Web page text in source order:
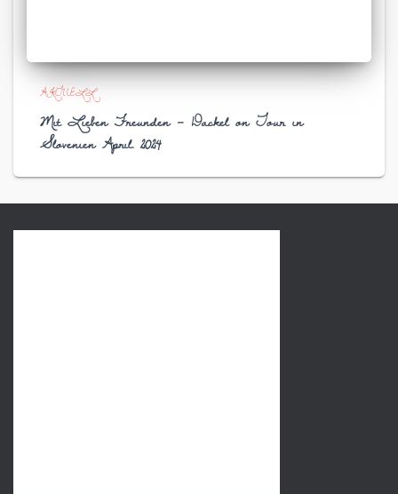
AKTUELL
Mit Lieben Freunden – Dackel on Tour in
Slovenien April. 2024